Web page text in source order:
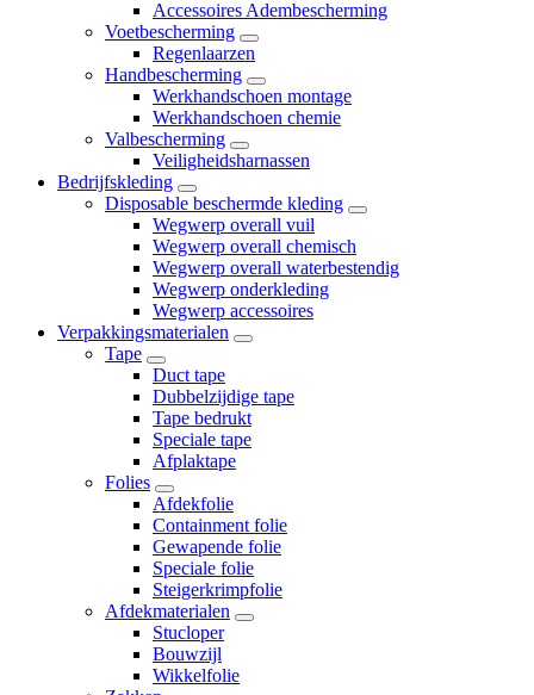
Accessoires Adembescherming
Voetbescherming
Regenlaarzen
Handbescherming
Werkhandschoen montage
Werkhandschoen chemie
Valbescherming
Veiligheidsharnassen
Bedrijfskleding
Disposable beschermde kleding
Wegwerp overall vuil
Wegwerp overall chemisch
Wegwerp overall waterbestendig
Wegwerp onderkleding
Wegwerp accessoires
Verpakkingsmaterialen
Tape
Duct tape
Dubbelzijdige tape
Tape bedrukt
Speciale tape
Afplaktape
Folies
Afdekfolie
Containment folie
Gewapende folie
Speciale folie
Steigerkrimpfolie
Afdekmaterialen
Stucloper
Bouwzijl
Wikkelfolie